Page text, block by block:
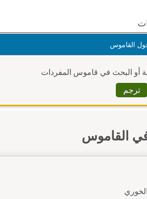
القاموس
أو البحث في قاموس المفردات
القاموس